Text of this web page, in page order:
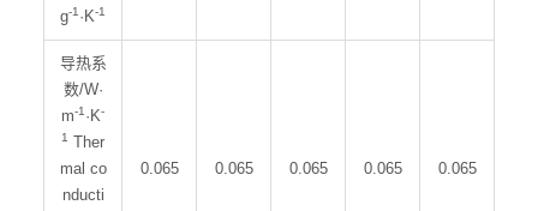
g-1 ·K-1
导热系
数/W·
m-1 ·K-
1 Ther
mal co
nducti
0.065 0.065 0.065 0.065 0.065